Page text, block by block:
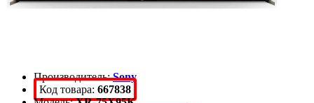
Производитель:Sony
Код товара: 667838